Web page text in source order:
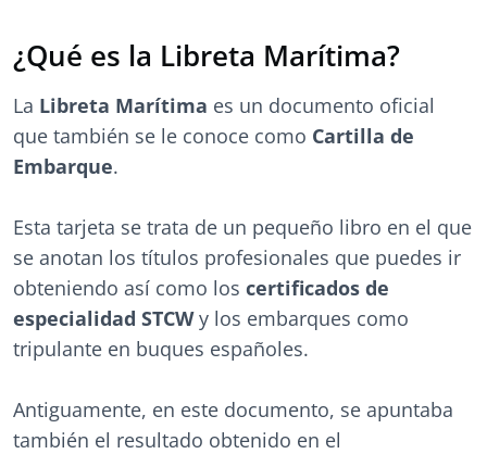
¿Qué es la Libreta Marítima?
La Libreta Marítima es un documento oficial
que también se le conoce como Cartilla de
Embarque.
Esta tarjeta se trata de un pequeño libro en el que
se anotan los títulos profesionales que puedes ir
obteniendo así como los certificados de
especialidad STCWy los embarques como
tripulante en buques españoles.
Antiguamente, en este documento, se apuntaba
también el resultado obtenido en el